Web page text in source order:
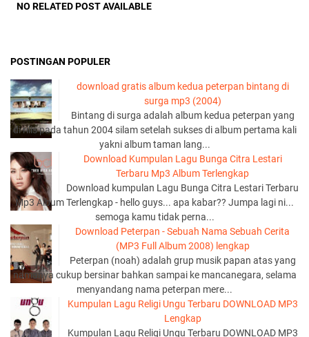
NO RELATED POST AVAILABLE
POSTINGAN POPULER
download gratis album kedua peterpan bintang di
surga mp3 (2004)
Bintang di surga adalah album kedua peterpan yang
di rilis pada tahun 2004 silam setelah sukses di album pertama kali
yakni album taman lang...
Download Kumpulan Lagu Bunga Citra Lestari
Terbaru Mp3 Album Terlengkap
Download kumpulan Lagu Bunga Citra Lestari Terbaru
Mp3 Album Terlengkap - hello guys... apa kabar?? Jumpa lagi ni...
semoga kamu tidak perna...
Download Peterpan - Sebuah Nama Sebuah Cerita
(MP3 Full Album 2008) lengkap
Peterpan (noah) adalah grup musik papan atas yang
namanya cukup bersinar bahkan sampai ke mancanegara, selama
menyandang nama peterpan mere...
Kumpulan Lagu Religi Ungu Terbaru DOWNLOAD MP3
Lengkap
Kumpulan Lagu Religi Ungu Terbaru DOWNLOAD MP3